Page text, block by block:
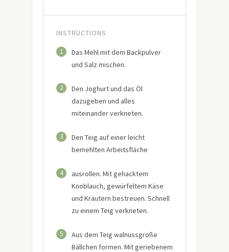
INSTRUCTIONS
1
Das Mehl mit dem Backpulver
und Salz mischen.
2
Den Joghurt und das Öl
dazugeben und alles
miteinander verkneten.
3
Den Teig auf einer leicht
bemehlten Arbeitsfläche
4
ausrollen. Mit gehacktem
Knoblauch, gewürfeltem Käse
und Kräutern bestreuen. Schnell
zu einem Teig verkneten.
5
Aus dem Teig walnussgroße
Bällchen formen. Mit geriebenem